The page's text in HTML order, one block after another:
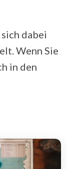
dabei
Wenn Sie
in den